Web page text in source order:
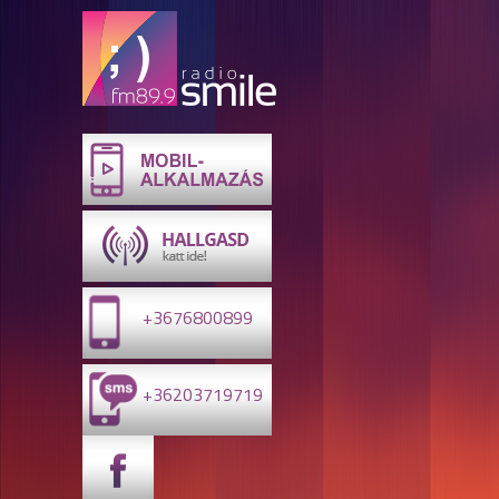
+3676800899
+36203719719